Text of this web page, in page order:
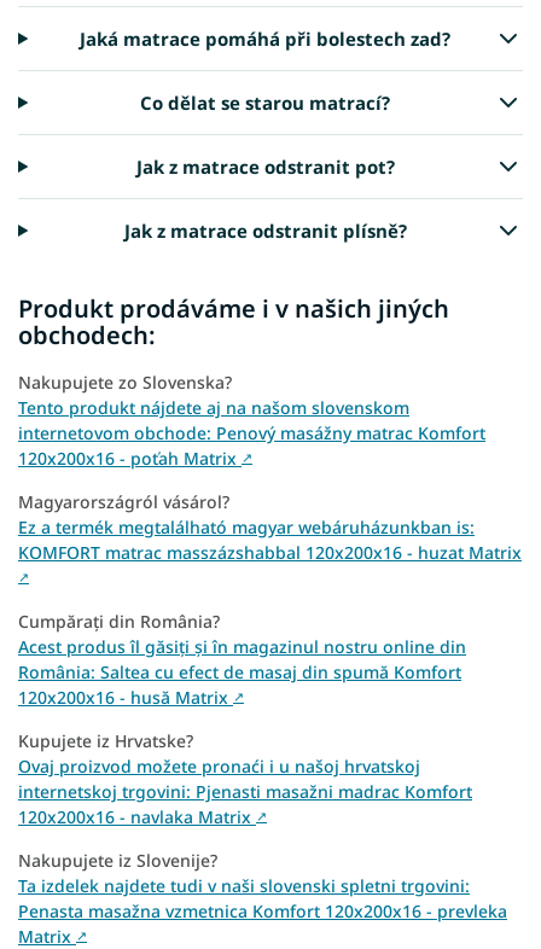
Jaká matrace pomáhá při bolestech zad?
Co dělat se starou matrací?
Jak z matrace odstranit pot?
Jak z matrace odstranit plísně?
Produkt prodáváme i v našich jiných
obchodech:
Nakupujete zo Slovenska?
Tento produkt nájdete aj na našom slovenskom
internetovom obchode: Penový masážny matrac Komfort
120x200x16 - poťah Matrix ↗
Magyarországról vásárol?
Ez a termék megtalálható magyar webáruházunkban is:
KOMFORT matrac masszázshabbal 120x200x16 - huzat Matrix
↗
Cumpărați din România?
Acest produs îl găsiți și în magazinul nostru online din
România: Saltea cu efect de masaj din spumă Komfort
120x200x16 - husă Matrix ↗
Kupujete iz Hrvatske?
Ovaj proizvod možete pronaći i u našoj hrvatskoj
internetskoj trgovini: Pjenasti masažni madrac Komfort
120x200x16 - navlaka Matrix ↗
Nakupujete iz Slovenije?
Ta izdelek najdete tudi v naši slovenski spletni trgovini:
Penasta masažna vzmetnica Komfort 120x200x16 - prevleka
Matrix ↗